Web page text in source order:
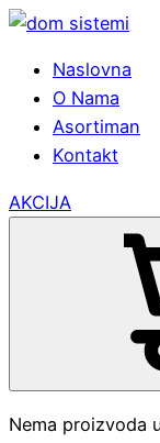
Naslovna
O Nama
Asortiman
Kontakt
AKCIJA
Nema proizvoda